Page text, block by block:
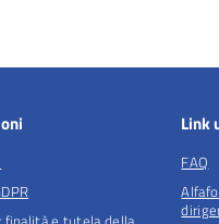
Link
FAQ